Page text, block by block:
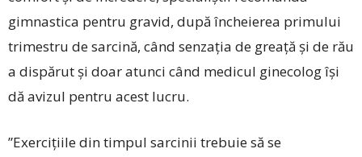
gimnastica pentru gravid, după încheierea primului
trimestru de sarcină, când senzația de greață și de rău
a dispărut și doar atunci când medicul ginecolog își
dă avizul pentru acest lucru.
”Exercițiile din timpul sarcinii trebuie să se